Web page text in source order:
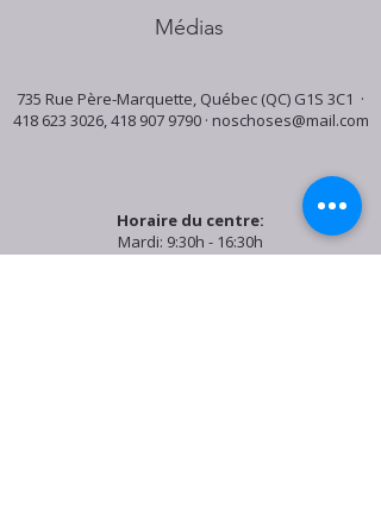
Médias
735 Rue Père-Marquette, Québec (QC) G1S 3C1 ·
418 623 3026,418 907 9790· noschoses@mail.com
Horaire du centre:
Mardi: 9:30h - 16:30h